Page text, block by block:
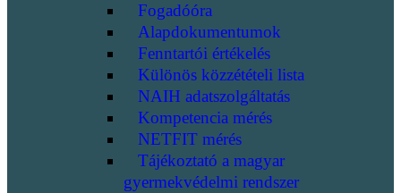
Fogadóóra
Alapdokumentumok
Fenntartói értékelés
Különös közzétételi lista
NAIH adatszolgáltatás
Kompetencia mérés
NETFIT mérés
Tájékoztató a magyar
gyermekvédelmi rendszer